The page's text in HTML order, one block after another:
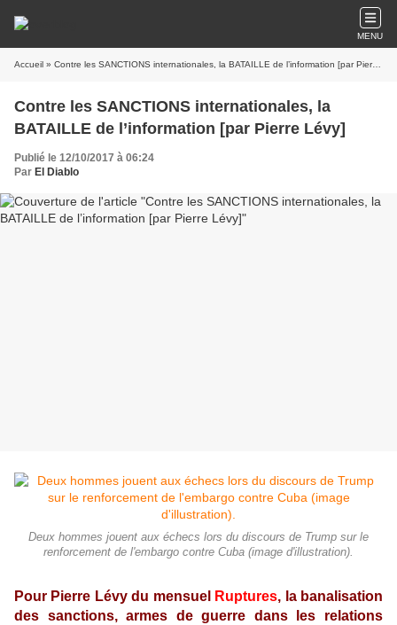
MENU
Accueil » Contre les SANCTIONS internationales, la BATAILLE de l’information [par Pierre Lévy]
Contre les SANCTIONS internationales, la
BATAILLE de l’information [par Pierre Lévy]
Publié le 12/10/2017 à 06:24
Par El Diablo
Deux hommes jouent aux échecs lors du discours de Trump sur le
renforcement de l'embargo contre Cuba (image d'illustration).
Pour Pierre Lévy du mensuel Ruptures, la banalisation
des sanctions, armes de guerre dans les relations